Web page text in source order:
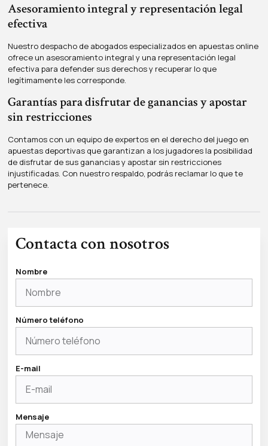
Asesoramiento integral y representación legal
efectiva
Nuestro despacho de abogados especializados en apuestas online
ofrece un asesoramiento integral y una representación legal
efectiva para defender sus derechos y recuperar lo que
legítimamente les corresponde.
Garantías para disfrutar de ganancias y apostar
sin restricciones
Contamos con un equipo de expertos en el derecho del juego en
apuestas deportivas que garantizan a los jugadores la posibilidad
de disfrutar de sus ganancias y apostar sin restricciones
injustificadas. Con nuestro respaldo, podrás reclamar lo que te
pertenece.
Contacta con nosotros
Nombre
Número teléfono
E-mail
Mensaje